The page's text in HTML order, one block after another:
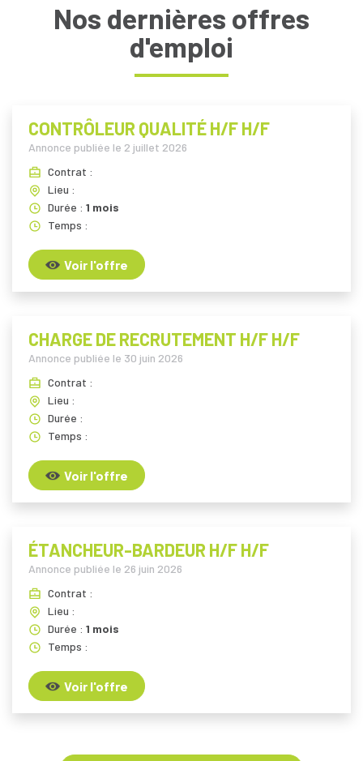
Nos dernières offres
d'emploi
CONTRÔLEUR QUALITÉ H/F H/F
Annonce publiée le 2 juillet 2026
Contrat :
Lieu :
Durée : 1 mois
Temps :
Voir l'offre
CHARGE DE RECRUTEMENT H/F H/F
Annonce publiée le 30 juin 2026
Contrat :
Lieu :
Durée :
Temps :
Voir l'offre
ÉTANCHEUR-BARDEUR H/F H/F
Annonce publiée le 26 juin 2026
Contrat :
Lieu :
Durée : 1 mois
Temps :
Voir l'offre